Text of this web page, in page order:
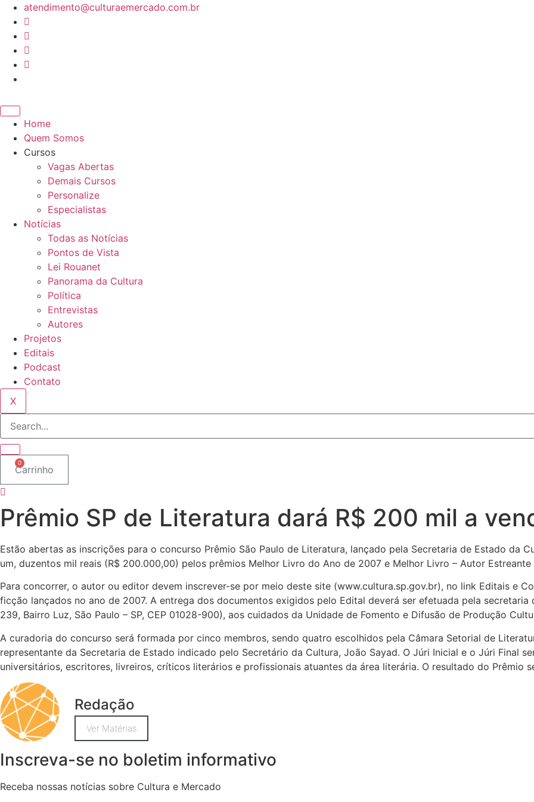
para
conteúdo
atendimento@culturaemercado.com.br
Home
Quem Somos
Cursos
Vagas Abertas
Demais Cursos
Personalize
Especialistas
Notícias
Todas as Notícias
Pontos de Vista
Lei Rouanet
Panorama da Cultura
Política
Entrevistas
Autores
Projetos
Editais
Podcast
Contato
X
0
Carrinho
Prêmio SP de Literatura dará R$ 200 mil a
Estão abertas as inscrições para o concurso Prêmio São Paulo de Literatura, lançado pela Secretaria de Estado da
um, duzentos mil reais (R$ 200.000,00) pelos prêmios Melhor Livro do Ano de 2007 e Melhor Livro – Autor Estreante
Para concorrer, o autor ou editor devem inscrever-se por meio deste site (www.cultura.sp.gov.br), no link Editais e
ficção lançados no ano de 2007. A entrega dos documentos exigidos pelo Edital deverá ser efetuada pela secretaria
239, Bairro Luz, São Paulo – SP, CEP 01028-900), aos cuidados da Unidade de Fomento e Difusão de Produção
A curadoria do concurso será formada por cinco membros, sendo quatro escolhidos pela Câmara Setorial de
representante da Secretaria de Estado indicado pelo Secretário da Cultura, João Sayad. O Júri Inicial e o Júri Final
universitários, escritores, livreiros, críticos literários e profissionais atuantes da área literária. O resultado do Prêmio
Redação
Ver Matérias
Inscreva-se no boletim informativo
Receba nossas notícias sobre Cultura e Mercado